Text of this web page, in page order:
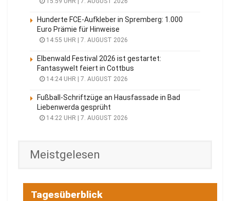
Hunderte FCE-Aufkleber in Spremberg: 1.000
Euro Prämie für Hinweise
14:55 UHR | 7. AUGUST 2026
Elbenwald Festival 2026 ist gestartet:
Fantasywelt feiert in Cottbus
14:24 UHR | 7. AUGUST 2026
Fußball-Schriftzüge an Hausfassade in Bad
Liebenwerda gesprüht
14:22 UHR | 7. AUGUST 2026
Meistgelesen
Tagesüberblick